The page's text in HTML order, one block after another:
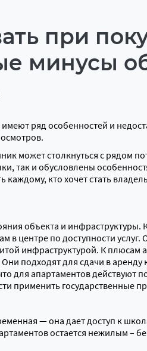
при
минусы
ряд особенностей и
может столкнуться с рядом
так и обусловлены
кто хочет стать
объекта и инфраструктуры.
в центре по доступности услуг.
инфраструктурой. К плюсам
подходят для сдачи в аренду
для апартаментов действуют
применить государственные
— она дает доступ к
остается нежилым –